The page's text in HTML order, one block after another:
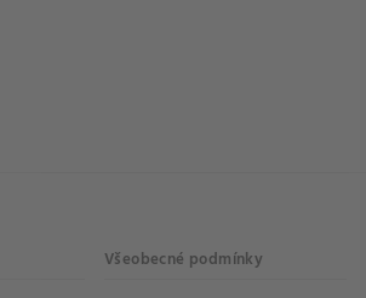
Všeobecné podmínky